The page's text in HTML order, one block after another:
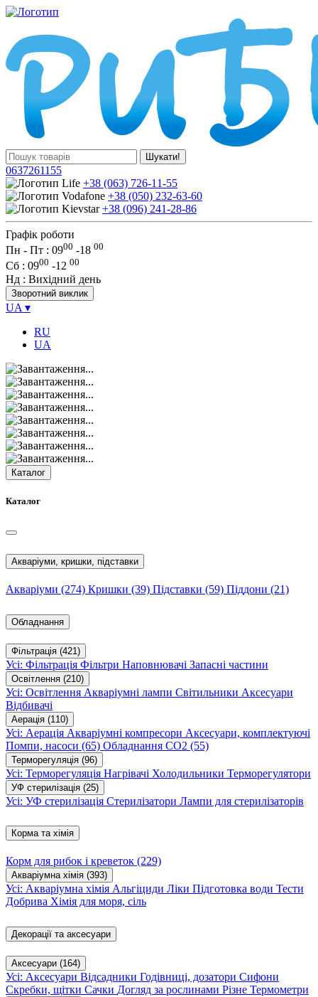
Шукати!
0637261155
+38 (063) 726-11-55
+38 (050) 232-63-60
+38 (096) 241-28-86
Графік роботи
Пн - Пт : 0900 -18 00
Сб : 0900 -12 00
Нд : Вихідний день
Зворотний виклик
UA ▾
RU
UA
Каталог
Каталог
Акваріуми, кришки, підставки
Акваріуми (274) Кришки (39) Підставки (59) Піддони (21)
Обладнання
Фільтрація (421)
Усі: Фільтрація Фільтри Наповнювачі Запасні частини
Освітлення (210)
Усі: Освітлення Акваріумні лампи Світильники Аксесуари
Відбивачі
Аерація (110)
Усі: Аерація Акваріумні компресори Аксесуари, комплектуючі
Помпи, насоси (65) Обладнання CO2 (55)
Терморегуляція (96)
Усі: Терморегуляція Нагрівачі Холодильники Терморегулятори
УФ стерилізація (25)
Усі: УФ стерилізація Стерилізатори Лампи для стерилізаторів
Корма та хімія
Корм для рибок і креветок (229)
Акваріумна хімія (393)
Усі: Акваріумна хімія Альгіциди Ліки Підготовка води Тести
Добрива Хімія для моря, сіль
Декорації та аксесуари
Аксесуари (164)
Усі: Аксесуари Відсадники Годівниці, дозатори Сифони
Скребки, щітки Сачки Догляд за рослинами Різне Термометри